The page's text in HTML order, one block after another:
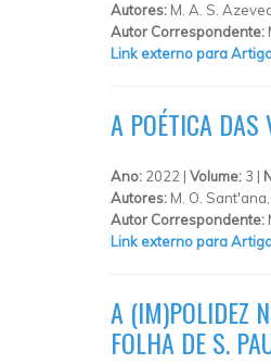
Autores: M. A. S.
Autor Correspondente:
Link externo para
A POÉTICA DAS
Ano: 2022 | Volume: 3 |
Autores: M. O.
Autor Correspondente:
Link externo para
A (IM)POLIDEZ
FOLHA DE S.